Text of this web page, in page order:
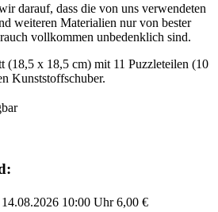
darauf, dass die von uns verwendeten
weiteren Materialien nur von bester
vollkommen unbedenklich sind.
(18,5 x 18,5 cm) mit 11 Puzzleteilen (10
Kunststoffschuber.
10:00 Uhr 6,00 €